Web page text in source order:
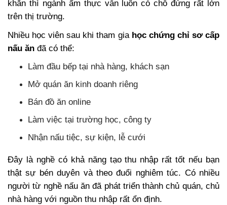
khăn thì ngành ẩm thực vẫn luôn có chỗ đứng rất lớn
trên thị trường.
Nhiều học viên sau khi tham gia học chứng chỉ sơ cấp
nấu ăn đã có thể:
Làm đầu bếp tại nhà hàng, khách sạn
Mở quán ăn kinh doanh riêng
Bán đồ ăn online
Làm việc tại trường học, công ty
Nhận nấu tiệc, sự kiện, lễ cưới
Đây là nghề có khả năng tạo thu nhập rất tốt nếu bạn
thật sự bén duyên và theo đuổi nghiêm túc. Có nhiều
người từ nghề nấu ăn đã phát triển thành chủ quán, chủ
nhà hàng với nguồn thu nhập rất ổn định.